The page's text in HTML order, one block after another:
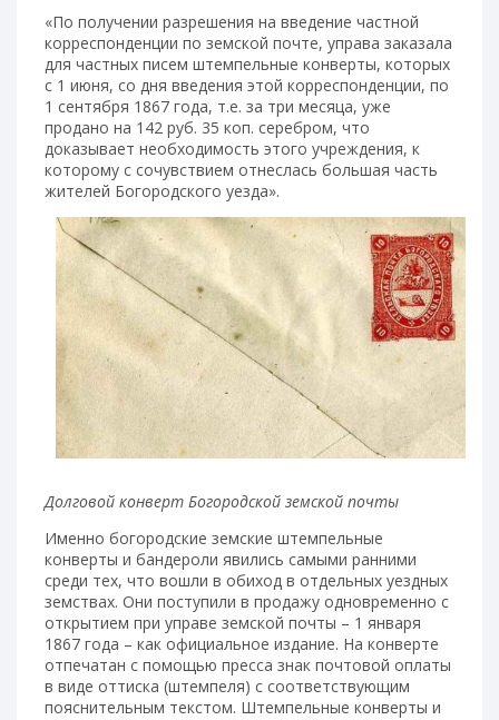
«По получении разрешения на введение частной
корреспонденции по земской почте, управа заказала
для частных писем штемпельные конверты, которых
с 1 июня, со дня введения этой корреспонденции, по
1 сентября 1867 года, т.е. за три месяца, уже
продано на 142 руб. 35 коп. серебром, что
доказывает необходимость этого учреждения, к
которому с сочувствием отнеслась большая часть
жителей Богородского уезда».
Долговой конверт Богородской земской почты
Именно богородские земские штемпельные
конверты и бандероли явились самыми ранними
среди тех, что вошли в обиход в отдельных уездных
земствах. Они поступили в продажу одновременно с
открытием при управе земской почты – 1 января
1867 года – как официальное издание. На конверте
отпечатан с помощью пресса знак почтовой оплаты
в виде оттиска (штемпеля) с соответствующим
пояснительным текстом. Штемпельные конверты и